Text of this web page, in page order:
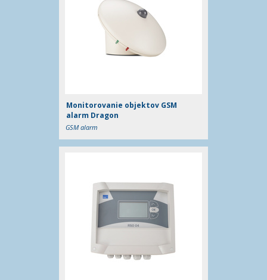
Monitorovanie objektov GSM
alarm Dragon
GSM alarm